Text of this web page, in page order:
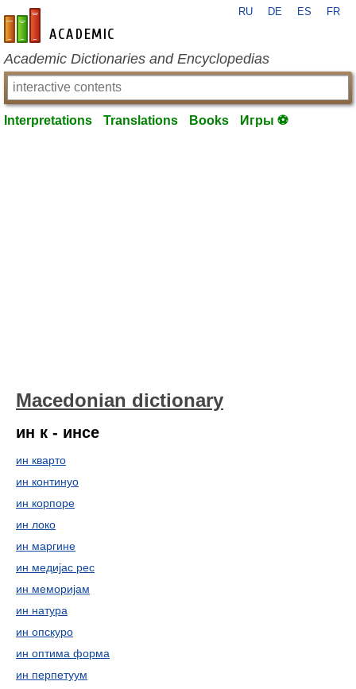
en-academic.com
RU DE ES FR
Academic Dictionaries and Encyclopedias
Interpretations Translations Books Игры ⚽
Macedonian dictionary
ин к - инсе
ин кварто
ин континуо
ин корпоре
ин локо
ин маргине
ин медијас рес
ин меморијам
ин натура
ин опскуро
ин оптима форма
ин перпетуум